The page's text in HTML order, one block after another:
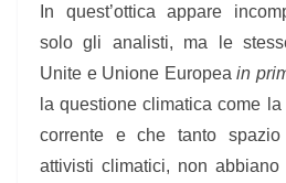
In quest’ottica appare
solo gli analisti, ma le
Unite e Unione Europea in
la questione climatica come
corrente e che tanto
attivisti climatici, non